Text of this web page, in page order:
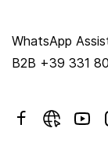
WhatsApp
B2B +39 331